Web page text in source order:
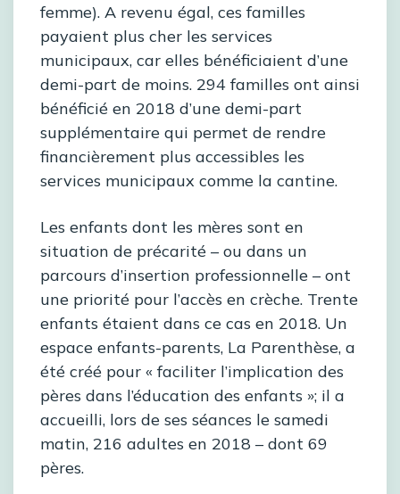
femme). A revenu égal, ces familles
payaient plus cher les services
municipaux, car elles bénéficiaient d’une
demi-part de moins. 294 familles ont ainsi
bénéficié en 2018 d’une demi-part
supplémentaire qui permet de rendre
financièrement plus accessibles les
services municipaux comme la cantine.
Les enfants dont les mères sont en
situation de précarité – ou dans un
parcours d’insertion professionnelle – ont
une priorité pour l’accès en crèche. Trente
enfants étaient dans ce cas en 2018. Un
espace enfants-parents, La Parenthèse, a
été créé pour « faciliter l’implication des
pères dans l’éducation des enfants »; il a
accueilli, lors de ses séances le samedi
matin, 216 adultes en 2018 – dont 69
pères.